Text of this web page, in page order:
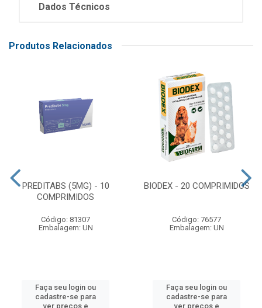
Dados Técnicos
Produtos Relacionados
PREDITABS (5MG) - 10
COMPRIMIDOS
Código: 81307
Embalagem: UN
Faça seu login ou
cadastre-se para
ver preços e
BIODEX - 20 COMPRIMIDOS
Código: 76577
Embalagem: UN
Faça seu login ou
cadastre-se para
ver preços e